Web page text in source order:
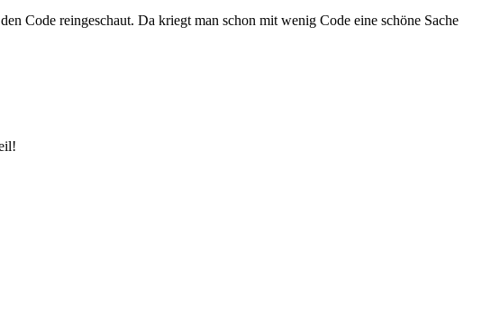
Code reingeschaut. Da kriegt man schon mit wenig Code eine schöne Sache